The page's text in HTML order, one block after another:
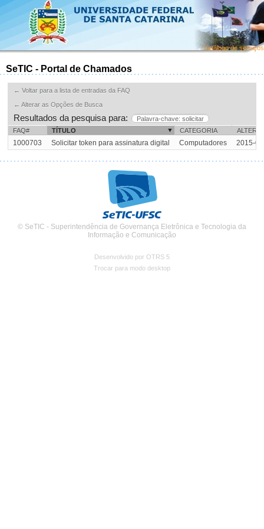
Catálogo de serviços
SeTIC - Portal de Chamados
← Voltar para a lista de entradas da FAQ
← Alterar as Opções de Busca
Resultados da pesquisa para:
Palavra-chave: solicitar
FAQ#
TÍTULO CATEGORIA
1000703 Solicitar token para assinatura digital Computadores 2015-
© SeTIC - Superintendência de Governança Eletrônica e Tecnologia da
Informação e Comunicação
Desenvolvido por OTRS 5
Trocar para modo desktop